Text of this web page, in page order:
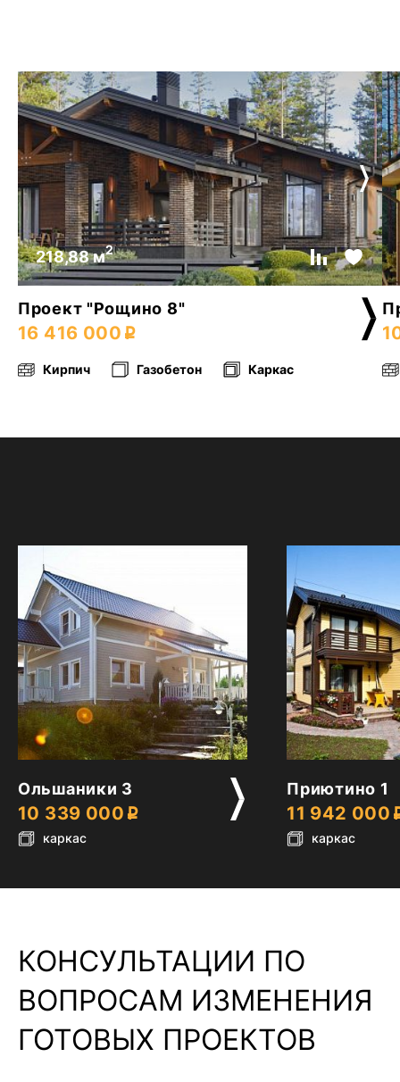
218,88 м2
Проект "Рощино 8"
16 416 000
Кирпич Газобетон Каркас
2
Ольшаники 3
10 339 000
каркас
2
Приютино 1
11 942 000
каркас
КОНСУЛЬТАЦИИ ПО
ВОПРОСАМ ИЗМЕНЕНИЯ
ГОТОВЫХ ПРОЕКТОВ